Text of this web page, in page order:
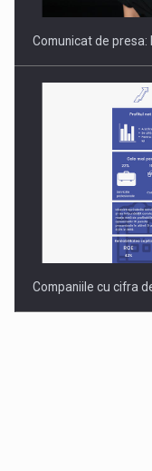
Comunicat de presa:
Companiile cu cifra